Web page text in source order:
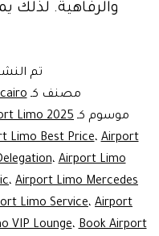
والرفاهية. لذلك
تم
مصنف كـ
موسوم كـ Limo 2025
Limo Best Price،Airport
،Airport Limo
، Airport Limo Mercedes
Limo Service، Airport
VIP Lounge،Book Airport